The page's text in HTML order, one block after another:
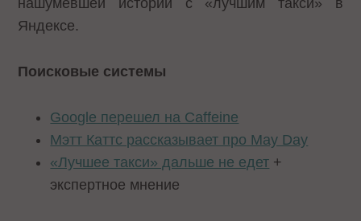
нашумевшей истории с «лучшим такси» в
Яндексе.
Поисковые системы
Google перешел на Caffeine
Мэтт Каттс рассказывает про May Day
«Лучшее такси» дальше не едет +
экспертное мнение